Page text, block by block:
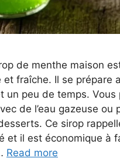
de menthe maison
et fraîche. Il se prépare
un peu de temps. Vous
de l’eau gazeuse ou
Ce sirop
et il est économique à
Read more